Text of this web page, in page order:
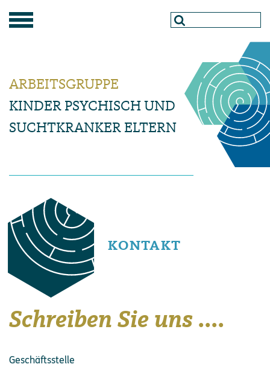
ARBEITSGRUPPE
KINDER PSYCHISCH UND
SUCHTKRANKER ELTERN
KONTAKT
Schreiben Sie uns ....
Geschäftsstelle